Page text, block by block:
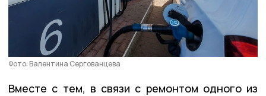
Фото: Валентина Сергованцева
Вместе с тем, в связи с ремонтом одного из